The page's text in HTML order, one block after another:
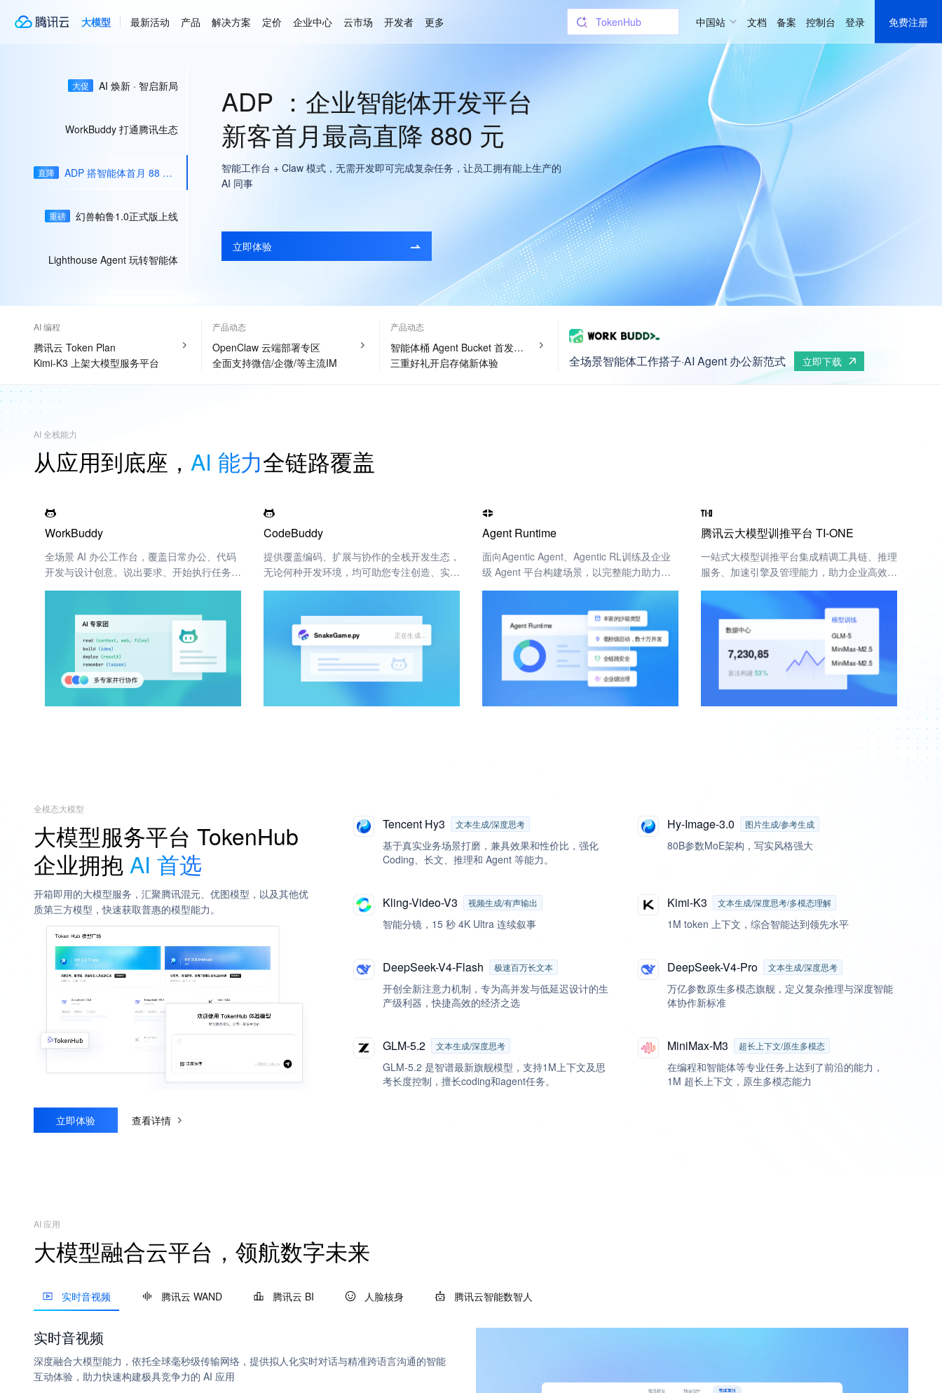
大模型 最新活动 产品 解决方案 定价 企业中心 云市场 开发者 更多
CodeBuddy
域名
WorkBuddy
对象存储
中国站 文档 备案 控制台 登录 免费注册
大促 AI 焕新 · 智启新局
WorkBuddy 打通腾讯生态
直降 ADP 搭智能体首月 88 元起
重磅 幻兽帕鲁1.0正式版上线
Lighthouse Agent 玩转智能体
立即抢购
立即下载
新客首月最高直降 880 元
立即体验
幻兽帕鲁 1.0 正式版上线
一键开服，畅快开黑！
轻量云「游戏服专区」，专为游戏玩家量身打造，欢迎体验！
立即选购
云端对话、管理你的 Agent
立即选购
AI 编程
腾讯云 Token Plan
Kimi-K3 上架大模型服务平台
产品动态
OpenClaw 云端部署专区
全面支持微信/企微/等主流IM
产品动态
智能体桶 Agent Bucket 首发特惠
三重好礼开启存储新体验
全场景智能体工作搭子·AI Agent 办公新范式
AI 全栈能力
从应用到底座， AI 能力全链路覆盖
WorkBuddy
全场景 AI 办公工作台，覆盖日常办公、代码
开发与设计创意。说出要求、开始执行任务、
CodeBuddy
提供覆盖编码、扩展与协作的全栈开发生态，
无论何种开发环境，均可助您专注创造、实现
SnakeGame.py 正在生成...
Agent Runtime
面向Agentic Agent、Agentic RL训练及企业
级 Agent 平台构建场景，以完整能力助力企
Agent Runtime
丰富的沙箱类型
毫秒级启动，数十万并发
全链路安全
企业级治理
腾讯云大模型训推平台 TI-ONE
一站式大模型训推平台集成精调工具链、推理
服务、加速引擎及管理能力，助力企业高效低
数据中心
7,230,85
算法构建 53%
模型训练
GLM-5
MiniMax-M2.5
MiniMax-M2.5
全模态大模型
大模型服务平台 TokenHub
企业拥抱AI 首选
开箱即用的大模型服务，汇聚腾讯混元、优图模型，以及其他优
质第三方模型，快速获取普惠的模型能力。
立即体验 查看详情
Tencent Hy3 文本生成/深度思考
基于真实业务场景打磨，兼具效果和性价比，强化
Coding、长文、推理和 Agent 等能力。
Hy-Image-3.0 图片生成/参考生成
80B参数MoE架构，写实风格强大
Kling-Video-V3 视频生成/有声输出
智能分镜，15 秒 4K Ultra 连续叙事
Kimi-K3 文本生成/深度思考/多模态理解
1M token 上下文，综合智能达到领先水平
DeepSeek-V4-Flash 极速百万长文本
开创全新注意力机制，专为高并发与低延迟设计的生
产级利器，快捷高效的经济之选
DeepSeek-V4-Pro 文本生成/深度思考
万亿参数原生多模态旗舰，定义复杂推理与深度智能
体协作新标准
GLM-5.2 文本生成/深度思考
GLM-5.2 是智谱最新旗舰模型，支持1M上下文及思
考长度控制，擅长coding和agent任务。
MiniMax-M3 超长上下文/原生多模态
在编程和智能体等专业任务上达到了前沿的能力，
1M 超长上下文，原生多模态能力
AI 应用
大模型融合云平台，领航数字未来
实时音视频 腾讯云 WAND 腾讯云 BI 人脸核身 腾讯云智能数智人
实时音视频
深度融合大模型能力，依托全球毫秒级传输网络，提供拟人化实时对话与精准跨语言沟通的智能
互动体验，助力快速构建极具竞争力的 AI 应用